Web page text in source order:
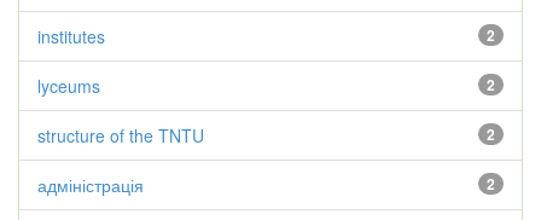
2
institutes
2
lyceums
2
structure of the TNTU
2
адміністрація